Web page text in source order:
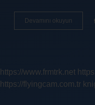
Devamını okuyun
Için
Yarar
https://www.frmtrk.net
https://flyingcam.com.tr